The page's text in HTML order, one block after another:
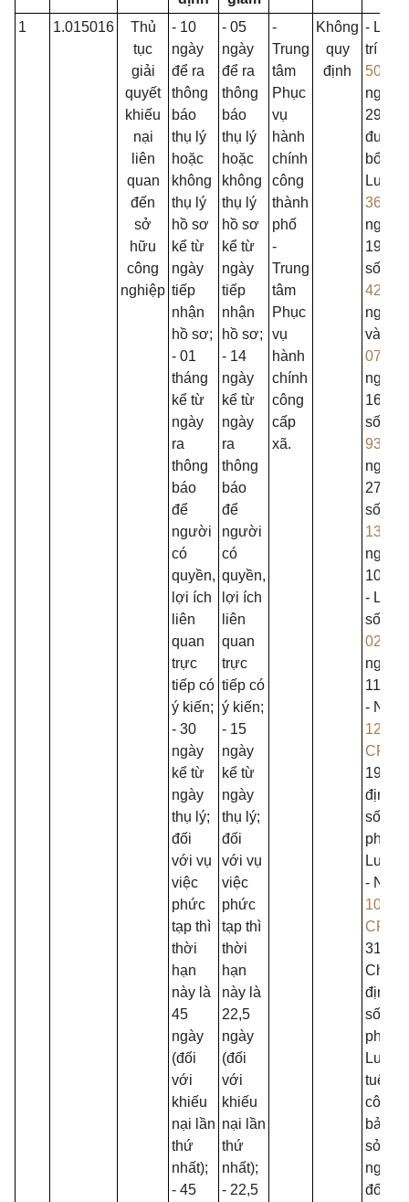
1
1.015016
Thủ
tục
giải
quyết
khiếu
nại
liên
quan
đến
sở
hữu
công
nghiệp
- 10
ngày
để ra
thông
báo
thụ lý
hoặc
không
thụ lý
hồ sơ
kể từ
ngày
tiếp
nhận
hồ sơ;
- 01
tháng
kể từ
ngày
ra
thông
báo
để
người
có
quyền,
lợi ích
liên
quan
trực
tiếp có
ý kiến;
- 30
ngày
kể từ
ngày
thụ lý;
đối
với vụ
việc
phức
tạp thì
thời
hạn
này là
45
ngày
(đối
với
khiếu
nại lần
thứ
nhất);
- 45
- 05
ngày
để ra
thông
báo
thụ lý
hoặc
không
thụ lý
hồ sơ
kể từ
ngày
tiếp
nhận
hồ sơ;
- 14
ngày
kể từ
ngày
ra
thông
báo
để
người
có
quyền,
lợi ích
liên
quan
trực
tiếp có
ý kiến;
- 15
ngày
kể từ
ngày
thụ lý;
đối
với vụ
việc
phức
tạp thì
thời
hạn
này là
22,5
ngày
(đối
với
khiếu
nại lần
thứ
nhất);
- 22,5
-
Trung
tâm
Phục
vụ
hành
chính
công
thành
phố
-
Trung
tâm
Phục
vụ
hành
chính
công
cấp
xã.
Không
quy
định
- Luật
trí tuệ
50/
ngày
29/11/
được
bổ
Luật
36/
ngày
19/6/
số
42/
ngày
và
07/
ngày
16/6/
số
93/
ngày
27/6/
số
131/
ngày
10/
- Luật
số
02/
ngày
11/11/
- Nghị
124/
CP
19/
định
số
pháp
Luật
- Nghị
100/
CP
31/3/
Chính
định
số
pháp
Luật
tuệ
công
bảo
sở
đối